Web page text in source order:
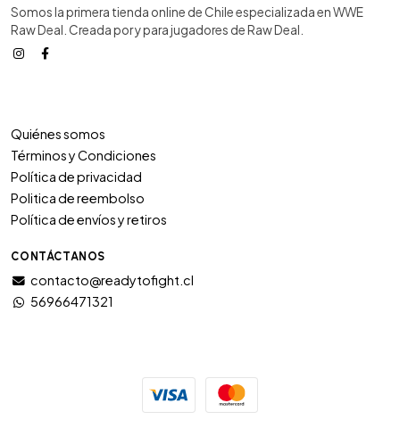
Somos la primera tienda online de Chile especializada en WWE
Raw Deal. Creada por y para jugadores de Raw Deal.
Quiénes somos
Términos y Condiciones
Política de privacidad
Politica de reembolso
Política de envíos y retiros
CONTÁCTANOS
contacto@readytofight.cl
56966471321